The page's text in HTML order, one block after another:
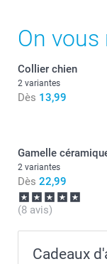
On
Collier chien
2 variantes
Dès 13,99
Gamelle
2 variantes
Dès 22,99
(8 avis)
Cadeaux